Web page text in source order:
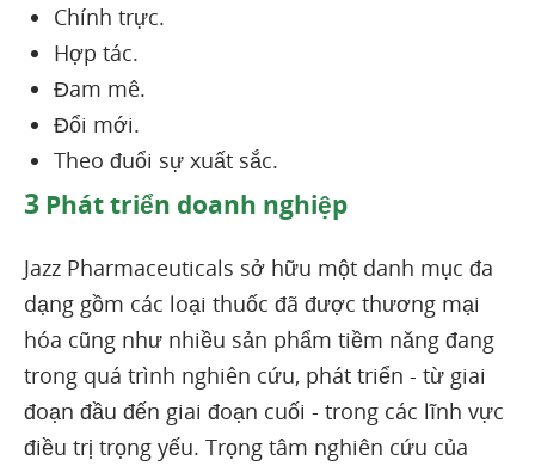
Chính trực.
Hợp tác.
Đam mê.
Đổi mới.
Theo đuổi sự xuất sắc.
3 Phát triển doanh nghiệp
Jazz Pharmaceuticals sở hữu một danh mục đa
dạng gồm các loại thuốc đã được thương mại
hóa cũng như nhiều sản phẩm tiềm năng đang
trong quá trình nghiên cứu, phát triển - từ giai
đoạn đầu đến giai đoạn cuối - trong các lĩnh vực
điều trị trọng yếu. Trọng tâm nghiên cứu của